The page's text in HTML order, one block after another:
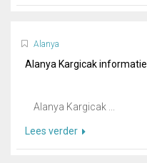
Alanya
Alanya Kargicak informatie
Alanya Kargicak ...
Lees verder